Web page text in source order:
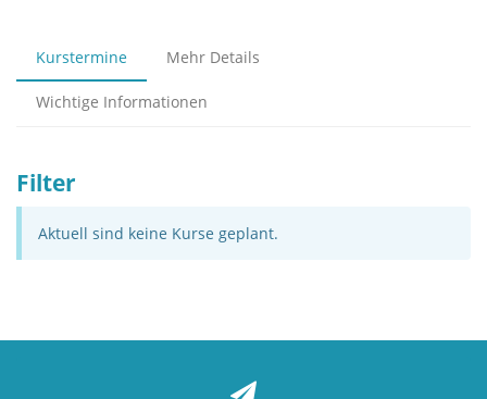
Kurstermine Mehr Details
Wichtige Informationen
Filter
Aktuell sind keine Kurse geplant.